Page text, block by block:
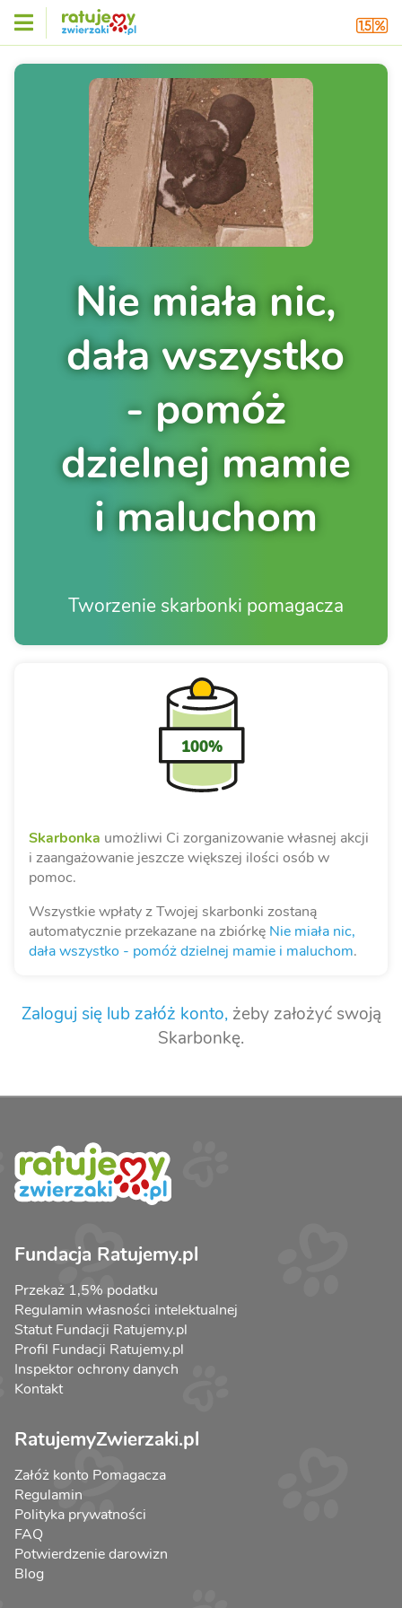
Nie miała nic,
dała wszystko
- pomóż
dzielnej mamie
i maluchom
Tworzenie skarbonki pomagacza
100%
Skarbonka umożliwi Ci zorganizowanie własnej akcji
i zaangażowanie jeszcze większej ilości osób w
pomoc.
Wszystkie wpłaty z Twojej skarbonki zostaną
automatycznie przekazane na zbiórkę Nie miała nic,
dała wszystko - pomóż dzielnej mamie i maluchom.
Zaloguj się lub załóż konto,żeby założyć swoją
Skarbonkę.
Fundacja Ratujemy.pl
Przekaż 1,5% podatku
Regulamin własności intelektualnej
Statut Fundacji Ratujemy.pl
Profil Fundacji Ratujemy.pl
Inspektor ochrony danych
Kontakt
RatujemyZwierzaki.pl
Załóż konto Pomagacza
Regulamin
Polityka prywatności
FAQ
Potwierdzenie darowizn
Blog